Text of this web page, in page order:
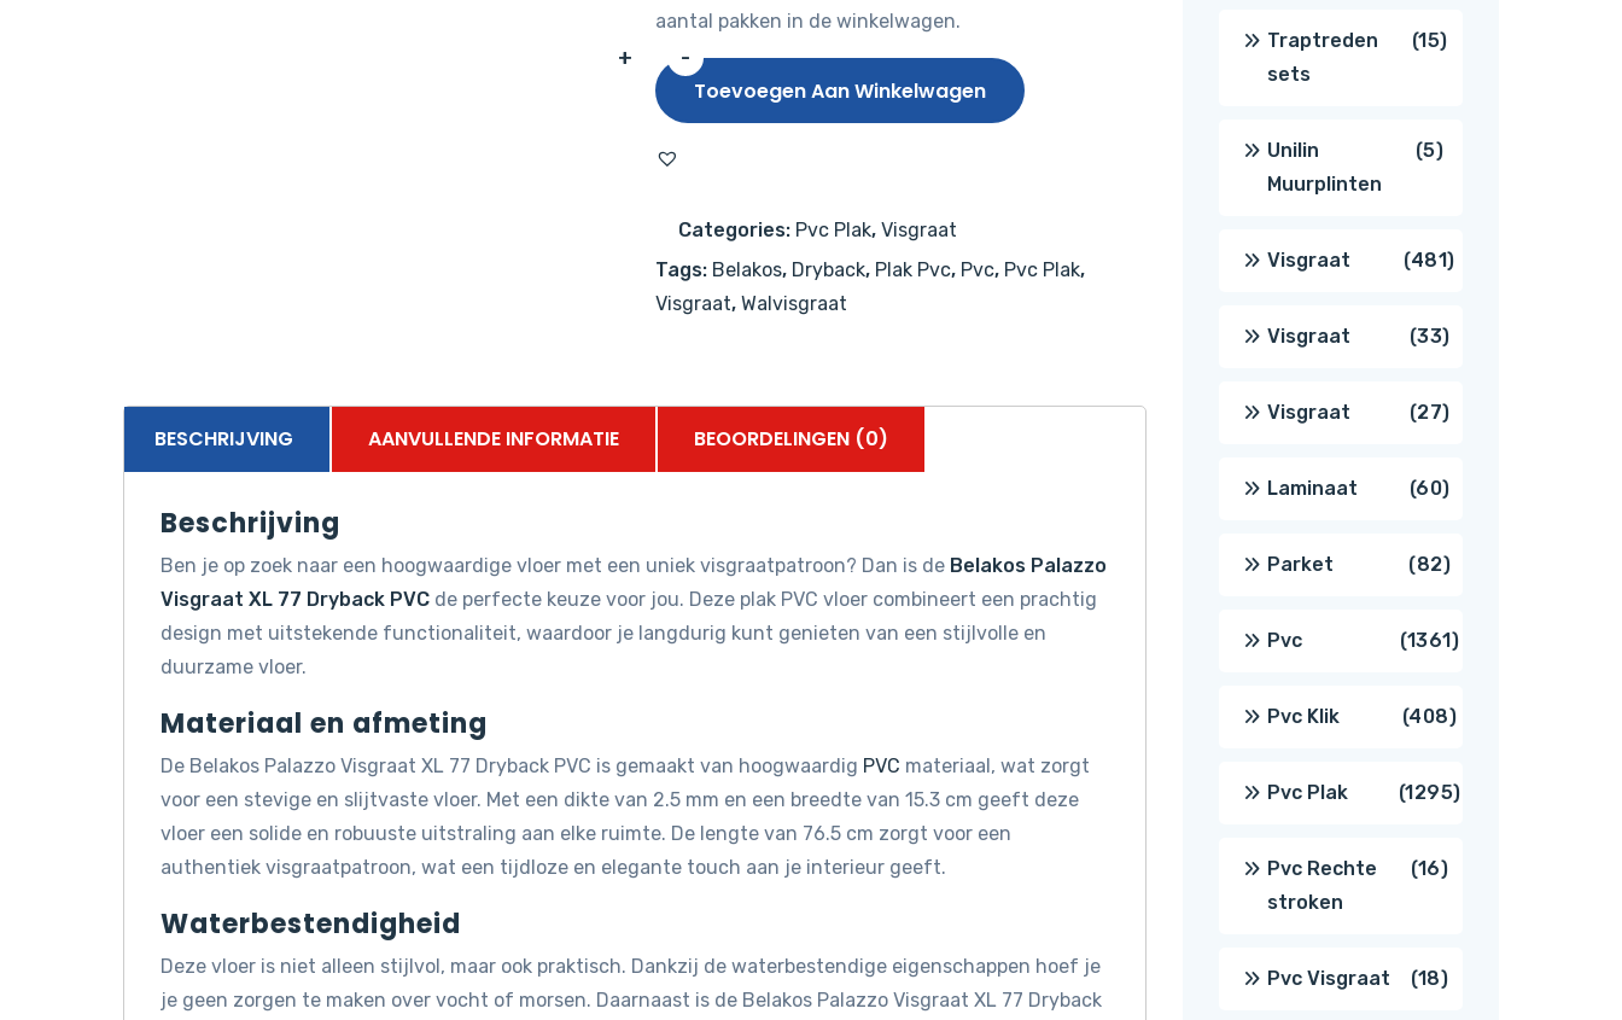
aantal pakken in de winkelwagen.
-
Belakos
Palazzo
XL
Dryback
PVC
-
+
Toevoegen Aan Winkelwagen
Categories: Pvc Plak, Visgraat
Tags: Belakos, Dryback, Plak Pvc, Pvc, Pvc Plak,
Visgraat, Walvisgraat
BESCHRIJVING AANVULLENDE INFORMATIE BEOORDELINGEN (0)
Beschrijving
Ben je op zoek naar een hoogwaardige vloer met een uniek visgraatpatroon? Dan is de Belakos Palazzo
Visgraat XL 77 Dryback PVC de perfecte keuze voor jou. Deze plak PVC vloer combineert een prachtig
design met uitstekende functionaliteit, waardoor je langdurig kunt genieten van een stijlvolle en
duurzame vloer.
Materiaal en afmeting
De Belakos Palazzo Visgraat XL 77 Dryback PVC is gemaakt van hoogwaardig PVC materiaal, wat zorgt
voor een stevige en slijtvaste vloer. Met een dikte van 2.5 mm en een breedte van 15.3 cm geeft deze
vloer een solide en robuuste uitstraling aan elke ruimte. De lengte van 76.5 cm zorgt voor een
authentiek visgraatpatroon, wat een tijdloze en elegante touch aan je interieur geeft.
Waterbestendigheid
Deze vloer is niet alleen stijlvol, maar ook praktisch. Dankzij de waterbestendige eigenschappen hoef je
je geen zorgen te maken over vocht of morsen. Daarnaast is de Belakos Palazzo Visgraat XL 77 Dryback
producten
Traptreden
sets
1515
Unilin
Muurplinten
55
Visgraat 481481
Visgraat 3333
producten
Visgraat 2727
producten
Laminaat 6060
producten
Parket 8282
producten
Pvc 13611361
producten
Pvc Klik 408408
producten
Pvc Plak 12951295
Pvc Rechte
stroken
1616
Pvc Visgraat 1818